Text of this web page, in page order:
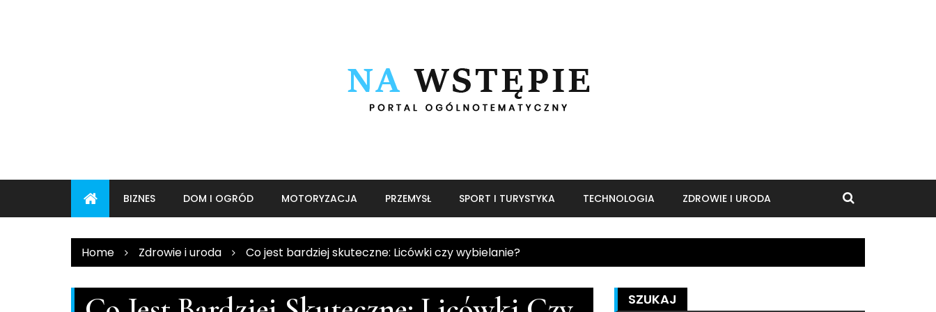
BIZNES DOM I OGRÓD MOTORYZACJA PRZEMYSŁ SPORT I TURYSTYKA TECHNOLOGIA ZDROWIE I URODA
Home Zdrowie i uroda Co jest bardziej skuteczne: Licówki czy wybielanie?
SZUKAJ